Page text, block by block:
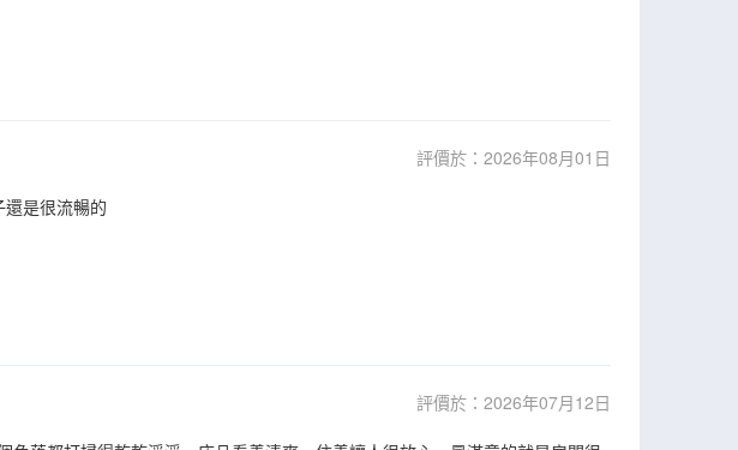
評價於：2026年08月01日
是很流暢的
評價於：2026年07月12日